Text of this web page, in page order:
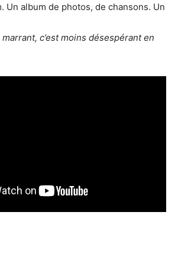
Un album de photos, de chansons. Un
marrant, c’est moins désespérant en